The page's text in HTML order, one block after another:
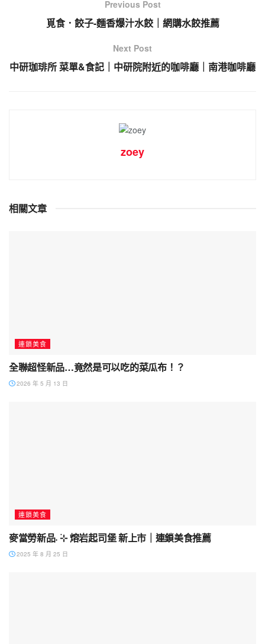
Previous Post
覓食．餃子-麵香爆汁水餃｜網購水餃推薦
Next Post
中研珈琲所 菜單&食記｜中研院附近的咖啡廳｜南港咖啡廳
zoey
相關文章
連鎖美食
全聯超怪新品…竟然是可以吃的菜瓜布！？
2026 年 5 月 13 日
連鎖美食
麥當勞新品˖ ࣪⊹ 熔岩起司堡 新上市｜連鎖美食推薦
2025 年 8 月 25 日